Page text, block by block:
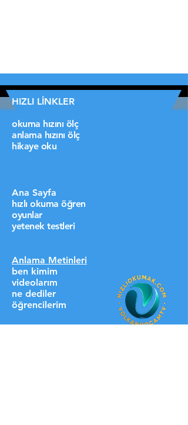
HIZLI LİNKLER
okuma hızını ölç
anlama hızını ölç
hikaye oku
Ana Sayfa
hızlı okuma öğren
oyunlar
yetenek testleri
Anlama Metinleri
ben kimim
videolarım
ne dediler
öğrencilerim